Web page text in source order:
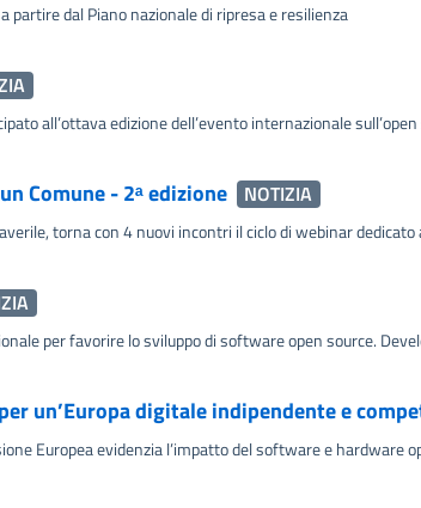
dal Piano nazionale di ripresa e resilienza
all’ottava edizione dell’evento internazionale
Comune - 2ᵃ edizione NOTIZIA
torna con 4 nuovi incontri il ciclo di webinar
per favorire lo sviluppo di software open source.
un’Europa digitale indipendente e
Europea evidenzia l’impatto del software e hardware